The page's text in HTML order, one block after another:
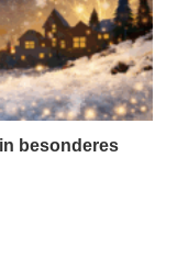
besonderes